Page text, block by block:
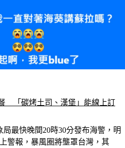
　「碳烤土司、漢堡」能線上訂
最快晚間20時30分發布海警，明
警報，暴風圈將壟罩台灣，其